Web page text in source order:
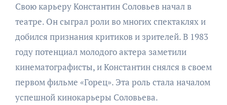
Свою карьеру Константин Соловьев начал в
театре. Он сыграл роли во многих спектаклях и
добился признания критиков и зрителей. В 1983
году потенциал молодого актера заметили
кинематографисты, и Константин снялся в своем
первом фильме «Горец». Эта роль стала началом
успешной кинокарьеры Соловьева.